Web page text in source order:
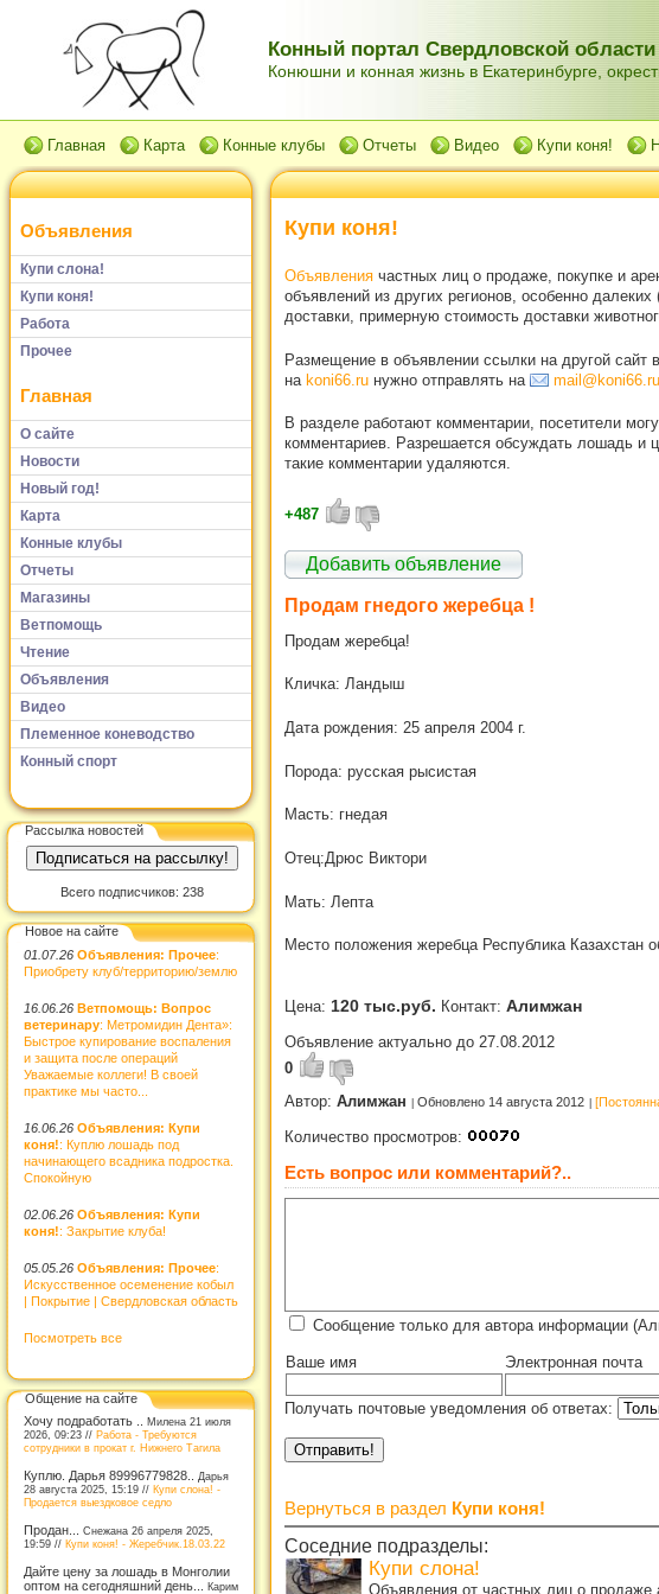
Конный портал Свердловской области
Конюшни и конная жизнь в Екатеринбурге,
Главная Карта Конные клубы Отчеты Видео Купи коня!
Объявления
Купи слона!
Купи коня!
Работа
Прочее
Главная
О сайте
Новости
Новый год!
Карта
Конные клубы
Отчеты
Магазины
Ветпомощь
Чтение
Объявления
Видео
Племенное коневодство
Конный спорт
Рассылка новостей
Всего подписчиков: 238
Новое на сайте
01.07.26 Объявления: Прочее:
Приобрету клуб/территорию/землю
16.06.26 Ветпомощь: Вопрос
ветеринару: Метромидин Дента»:
Быстрое купирование воспаления
и защита после операций
Уважаемые коллеги! В своей
практике мы часто...
16.06.26 Объявления: Купи
коня!: Куплю лошадь под
начинающего всадника подростка.
Спокойную
02.06.26 Объявления: Купи
коня!: Закрытие клуба!
05.05.26 Объявления: Прочее:
Искусственное осеменение кобыл
| Покрытие | Свердловская область
Посмотреть все
Общение на сайте
Хочу подработать .. Милена 21 июля
2026, 09:23 // Работа - Требуются
сотрудники в прокат г. Нижнего Тагила
Куплю. Дарья 89996779828..
Дарья
28 августа 2025, 15:19 // Купи слона! -
Продается выездковое седло
Продан... Снежана 26 апреля 2025,
19:59 // Купи коня! - Жеребчик.18.03.22
Дайте цену за лошадь в Монголии
оптом на сегодняшний день... Карим
Купи коня!
Объявления частных лиц о продаже, покупке и
объявлений из других регионов, особенно
доставки, примерную стоимость доставки
Размещение в объявлении ссылки на другой сайт
на koni66.ru нужно отправлять на mail@koni66.ru
В разделе работают комментарии, посетители
комментариев. Разрешается обсуждать лошадь и
такие комментарии удаляются.
+487
Добавить объявление
Продам гнедого жеребца !
Продам жеребца!
Кличка: Ландыш
Дата рождения: 25 апреля 2004 г.
Порода: русская рысистая
Масть: гнедая
Отец:Дрюс Виктори
Мать: Лепта
Место положения жеребца Республика Казахстан
Цена: 120 тыс.руб. Контакт: Алимжан
Объявление актуально до 27.08.2012
0
Автор: Алимжан Обновлено 14 августа 2012
Количество просмотров:
Есть вопрос или комментарий?..
Сообщение только для автора информации
Ваше имя Электронная почта
Получать почтовые уведомления об ответах:
Вернуться в раздел Купи коня!
Соседние подразделы:
Купи слона!
Объявления от частных лиц о продаже